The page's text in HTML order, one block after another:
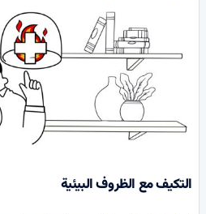
التكيف مع الظروف البيئية